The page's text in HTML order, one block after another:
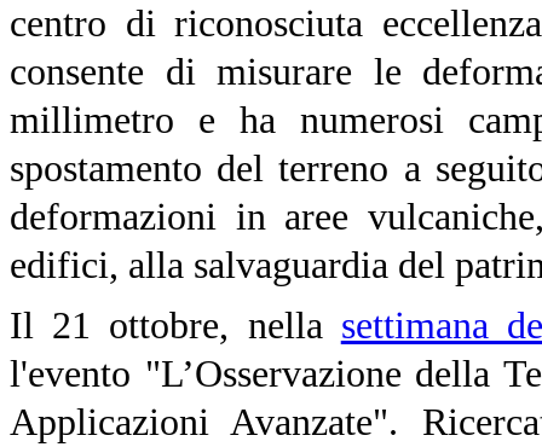
centro di riconosciuta
consente di misurare le
millimetro e ha numerosi
spostamento del terreno a
deformazioni in aree
edifici, alla salvaguardia del
Il 21 ottobre, nella settimana
l'evento "L’Osservazione della
Applicazioni Avanzate".